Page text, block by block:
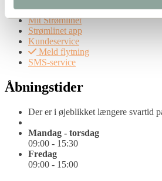
Mit Strømlinet
Strømlinet app
Kundeservice
Meld flytning
SMS-service
Åbningstider
Der er i øjeblikket længere svartid
Mandag - torsdag
09:00 - 15:30
Fredag
09:00 - 15:00